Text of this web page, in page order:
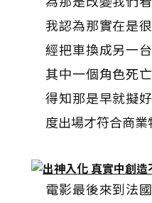
我認為那實在是
經把車換成另一
其中一個角色死
得知那是早就擬
度出場才符合商業
電影最後來到法